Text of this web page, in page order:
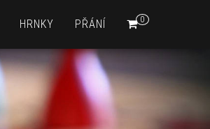
0
HRNKY PŘÁNÍ